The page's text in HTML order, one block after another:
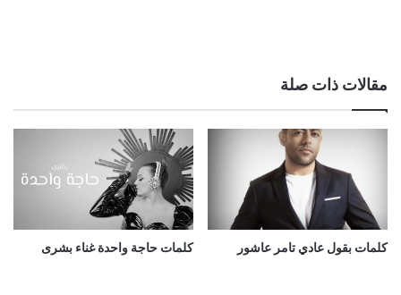
مقالات ذات صلة
كلمات بقول عادي تامر عاشور كلمات حاجة واحدة غناء بشرى